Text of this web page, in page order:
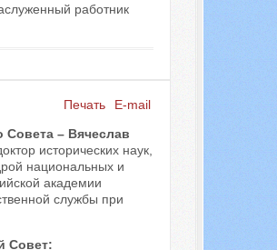
работник
Печать
E-mail
Совета – Вячеслав
исторических наук,
национальных и
академии
службы при
Совет: